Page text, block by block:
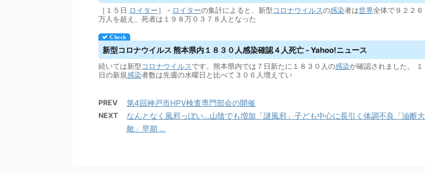
［１５日 ロイター］ - ロイターの集計によると、新型コロナウイルスの感染者は世界全体で９２２６
万人を超え、死者は１９８万０３７８人となった
新型コロナウイルス 熊本県内１８３０人感染確認４人死亡 - Yahoo!ニュース
続いては新型コロナウイルスです。熊本県内では７日新たに１８３０人の感染が確認されました。 １
日の新規感染者数は先週の水曜日と比べて３０６人増えてい
PREV 第4回神戸市HPV検査専門部会の開催
NEXT
なんとなく風邪っぽい…山陰でも増加「謎風邪」子ども中心に長引く体調不良「油断大
敵」早期 ...